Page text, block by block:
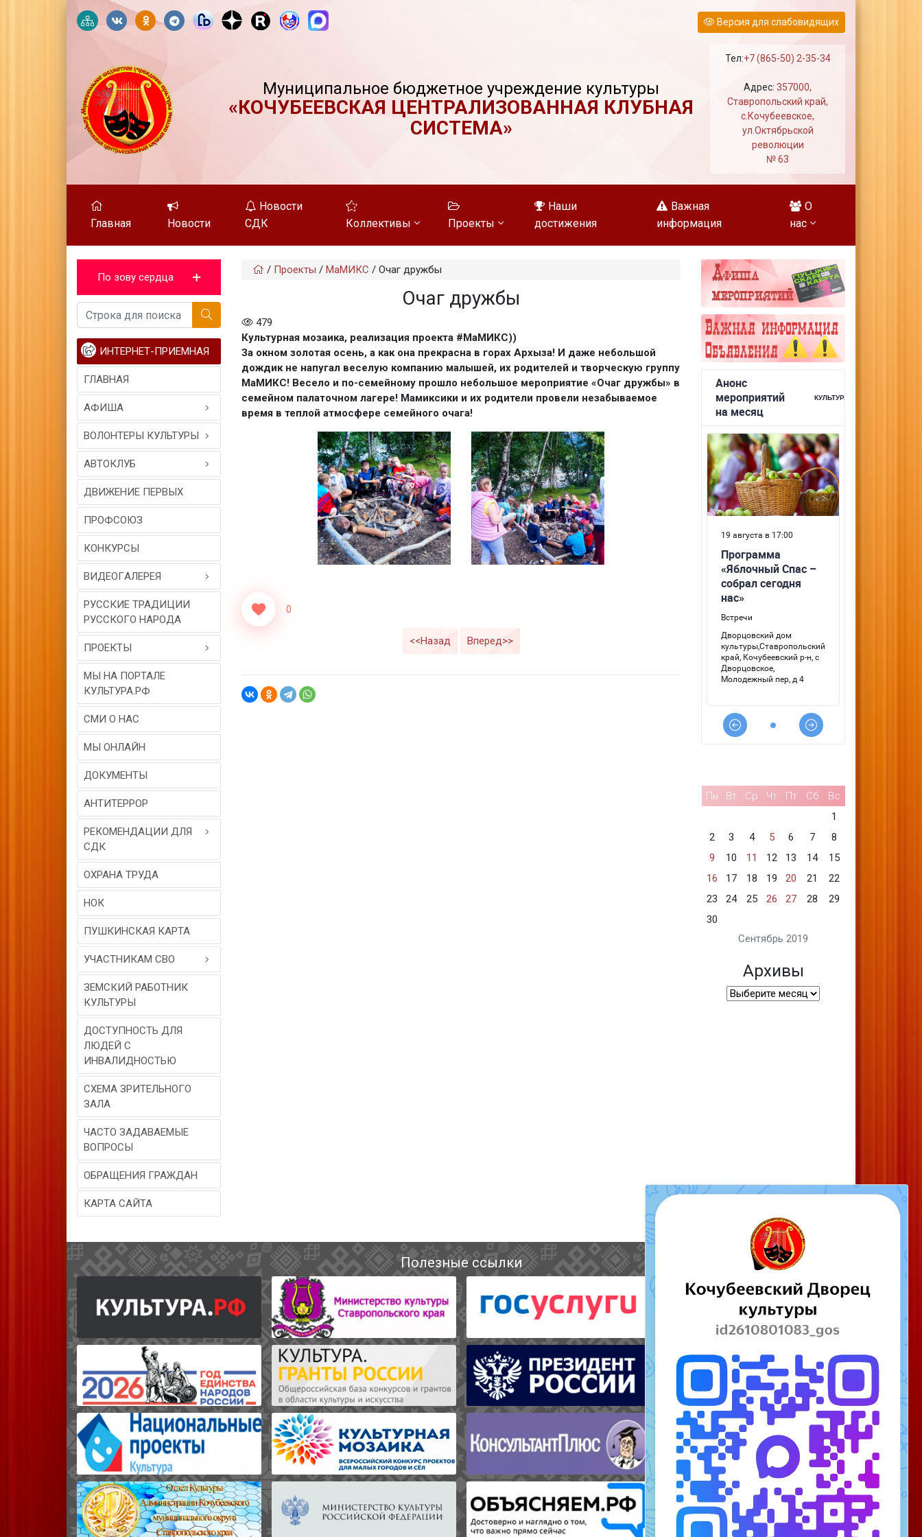
Версия для слабовидящих
Муниципальное бюджетное учреждение культуры
«КОЧУБЕЕВСКАЯ ЦЕНТРАЛИЗОВАННАЯ КЛУБНАЯ
СИСТЕМА»
Тел:+7 (865-50) 2-35-34
Адрес:357000,
Ставропольский край,
с.Кочубеевское,
ул.Октябрьской
революции
№ 63
Главная Новости
Новости
СДК
Коллективы Проекты
Наши
достижения
Важная
информация
О
нас
По зову сердца
ИНТЕРНЕТ-ПРИЕМНАЯ
ГЛАВНАЯ
АФИША
ВОЛОНТЕРЫ КУЛЬТУРЫ
АВТОКЛУБ
ДВИЖЕНИЕ ПЕРВЫХ
ПРОФСОЮЗ
КОНКУРСЫ
ВИДЕОГAЛЕРЕЯ
РУССКИЕ ТРАДИЦИИ
РУССКОГО НАРОДА
ПРОЕКТЫ
МЫ НА ПОРТАЛЕ
КУЛЬТУРА.РФ
СМИ О НАС
МЫ ОНЛАЙН
ДОКУМЕНТЫ
АНТИТЕРРОР
РЕКОМЕНДАЦИИ ДЛЯ
СДК
ОХРАНА ТРУДА
НОК
ПУШКИНСКАЯ КАРТА
УЧАСТНИКАМ СВО
ЗЕМСКИЙ РАБОТНИК
КУЛЬТУРЫ
ДОСТУПНОСТЬ ДЛЯ
ЛЮДЕЙ С
ИНВАЛИДНОСТЬЮ
СХЕМА ЗРИТЕЛЬНОГО
ЗАЛА
ЧАСТО ЗАДАВАЕМЫЕ
ВОПРОСЫ
ОБРАЩЕНИЯ ГРАЖДАН
КАРТА САЙТА
/ Проекты / МаМИКС / Очаг дружбы
Очаг дружбы
479
Культурная мозаика, реализация проекта #МаМИКС))
За окном золотая осень, а как она прекрасна в горах Архыза! И даже небольшой
дождик не напугал веселую компанию малышей, их родителей и творческую группу
МаМИКС! Весело и по-семейному прошло небольшое мероприятие «Очаг дружбы» в
семейном палаточном лагере! Мамиксики и их родители провели незабываемое
время в теплой атмосфере семейного очага!
0
<<Назад Вперед>>
Сентябрь 2019
Пн Вт Ср Чт Пт Сб
Вс
1
2
3 4 5 6 7
8
9
10 11 12 13 14
15
16
17 18 19 20 21
22
23
24 25 26 27 28
29
30
Архивы
Архивы
Полезные ссылки